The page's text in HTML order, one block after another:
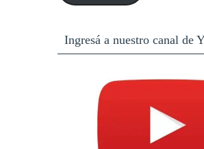
Ingresá a nuestro canal de